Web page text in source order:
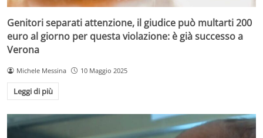
Genitori separati attenzione, il giudice può multarti 200
euro al giorno per questa violazione: è già successo a
Verona
Michele Messina 10 Maggio 2025
Leggi di più